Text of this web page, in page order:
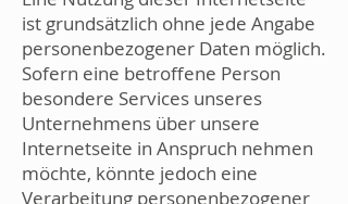
ist grundsätzlich ohne jede Angabe
personenbezogener Daten möglich.
Sofern eine betroffene Person
besondere Services unseres
Unternehmens über unsere
Internetseite in Anspruch nehmen
möchte, könnte jedoch eine
Verarbeitung personenbezogener